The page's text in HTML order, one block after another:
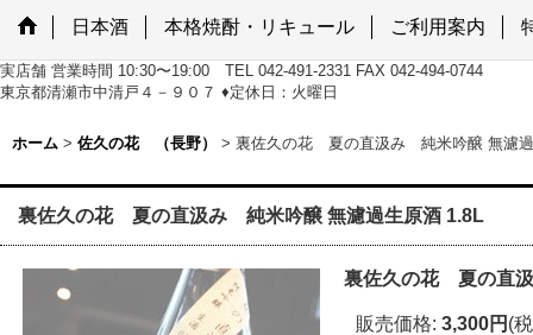
日本酒 本格焼酎・リキュール ご利用案内
実店舗 営業時間 10:30〜19:00 TEL 042-491-2331 FAX 042-494-0744
東京都清瀬市中清戸４－９０７ ♦定休日：火曜日
ホーム > 佐久の花 （長野） > 裏佐久の花 夏の直汲み 純米吟醸 無濾
裏佐久の花 夏の直汲み 純米吟醸 無濾過生原酒 1.8L
裏佐久の花 夏の直
販売価格: 3,300円 (